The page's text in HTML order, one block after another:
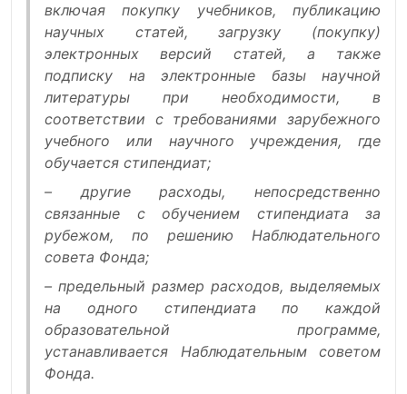
включая покупку учебников, публикацию
научных статей, загрузку (покупку)
электронных версий статей, а также
подписку на электронные базы научной
литературы при необходимости, в
соответствии с требованиями зарубежного
учебного или научного учреждения, где
обучается стипендиат;
– другие расходы, непосредственно
связанные с обучением стипендиата за
рубежом, по решению Наблюдательного
совета Фонда;
– предельный размер расходов, выделяемых
на одного стипендиата по каждой
образовательной программе,
устанавливается Наблюдательным советом
Фонда.